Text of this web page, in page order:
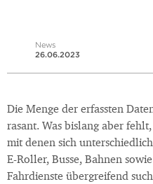
News
26.06.2023
Die Menge der erfassten
rasant. Was bislang aber
mit denen sich
E-Roller, Busse, Bahnen
Fahrdienste übergreifend